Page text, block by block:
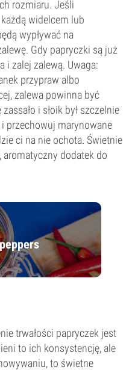
rozmiaru. Jeśli
widelcem lub
wypływać na
Gdy papryczki są już
i zalej zalewą. Uwaga:
przypraw albo
zalewa powinna być
i słoik był szczelnie
przechowuj marynowane
ci na nie ochota. Świetnie
aromatyczny dodatek do
trwałości papryczek jest
to ich konsystencję, ale
to świetne